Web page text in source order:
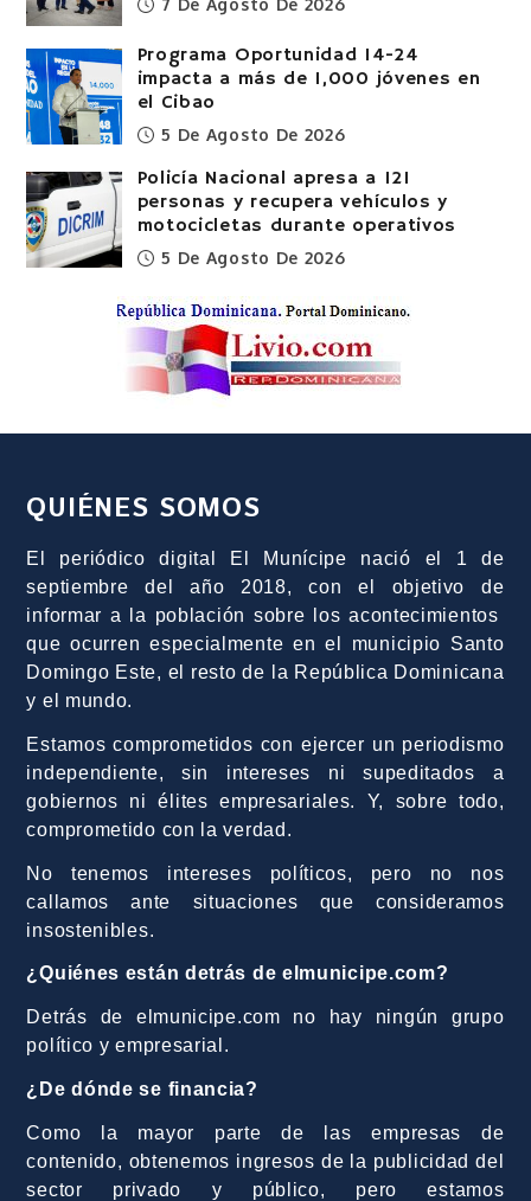
7 De Agosto De 2026
Programa Oportunidad 14-24
impacta a más de 1,000 jóvenes en
el Cibao
5 De Agosto De 2026
Policía Nacional apresa a 121
personas y recupera vehículos y
motocicletas durante operativos
5 De Agosto De 2026
QUIÉNES SOMOS
El periódico digital El Munícipe nació el 1 de
septiembre del año 2018, con el objetivo de
informar a la población sobre los acontecimientos
que ocurren especialmente en el municipio Santo
Domingo Este, el resto de la República Dominicana
y el mundo.
Estamos comprometidos con ejercer un periodismo
independiente, sin intereses ni supeditados a
gobiernos ni élites empresariales. Y, sobre todo,
comprometido con la verdad.
No tenemos intereses políticos, pero no nos
callamos ante situaciones que consideramos
insostenibles.
¿Quiénes están detrás de elmunicipe.com?
Detrás de elmunicipe.com no hay ningún grupo
político y empresarial.
¿De dónde se financia?
Como la mayor parte de las empresas de
contenido, obtenemos ingresos de la publicidad del
sector privado y público, pero estamos